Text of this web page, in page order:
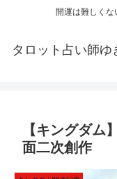
開運は難しく
タロット占い師
【キングダ
面二次創作